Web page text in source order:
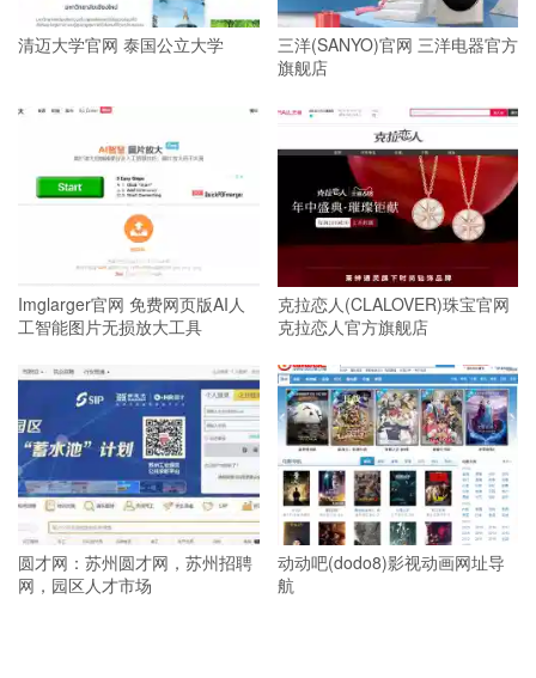
清迈大学官网 泰国公立大学
三洋(SANYO)官网 三洋电器官方
旗舰店
Imglarger官网 免费网页版AI人
工智能图片无损放大工具
克拉恋人(CLALOVER)珠宝官网
克拉恋人官方旗舰店
圆才网：苏州圆才网，苏州招聘
网，园区人才市场
动动吧(dodo8)影视动画网址导
航